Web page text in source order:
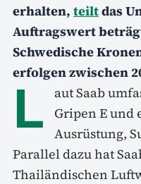
erhalten, teiltdas
Auftragswert
Schwedische
erfolgen zwischen
L
aut Saab
Gripen E und
Ausrüstung,
Parallel dazu hat
Thailändischen